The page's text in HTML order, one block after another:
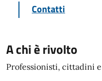
Contatti
A chi è rivolto
Professionisti, cittadini